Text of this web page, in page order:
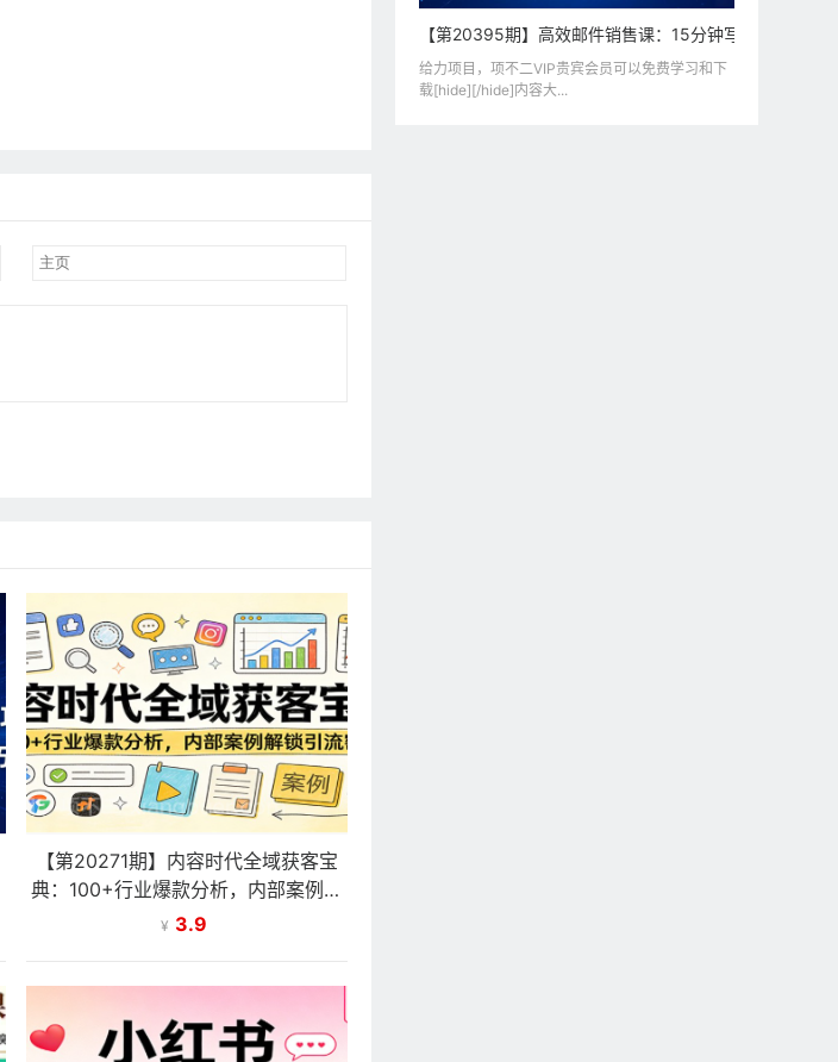
【第20271期】内容时代全域获客宝
典：100+行业爆款分析，内部案例解
锁引流密码
¥ 3.9
【第20395期】高效邮件销售课：15分钟写出高转化
给力项目，项不二VIP贵宾会员可以免费学习和下
载[hide][/hide]内容大...